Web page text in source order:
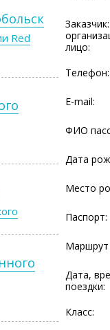
Red
Заказчик:
лицо:
Телефон:
E-mail:
ФИО
Дата
Место
Паспорт:
Маршрут
Дата,
поездки:
Класс: